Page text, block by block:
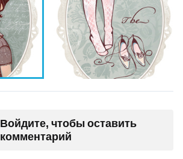
Войдите, чтобы оставить
комментарий